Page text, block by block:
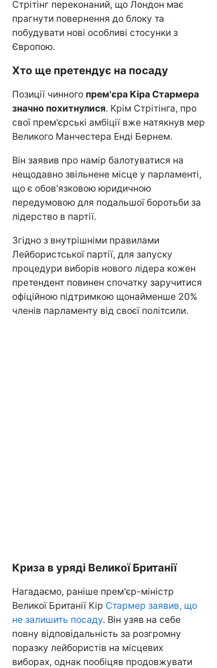
Стрітінг переконаний, що Лондон має
прагнути повернення до блоку та
побудувати нові особливі стосунки з
Європою.
Хто ще претендує на посаду
Позиції чинного прем'єра Кіра Стармера
значно похитнулися. Крім Стрітінга, про
свої прем'єрські амбіції вже натякнув мер
Великого Манчестера Енді Бернем.
Він заявив про намір балотуватися на
нещодавно звільнене місце у парламенті,
що є обов'язковою юридичною
передумовою для подальшої боротьби за
лідерство в партії.
Згідно з внутрішніми правилами
Лейбористської партії, для запуску
процедури виборів нового лідера кожен
претендент повинен спочатку заручитися
офіційною підтримкою щонайменше 20%
членів парламенту від своєї політсили.
Криза в уряді Великої Британії
Нагадаємо, раніше прем'єр-міністр
Великої Британії Кір Стармер заявив, що
не залишить посаду. Він узяв на себе
повну відповідальність за розгромну
поразку лейбористів на місцевих
виборах, однак пообіцяв продовжувати